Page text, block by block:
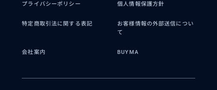
プライバシーポリシー 個人情報保護方針
特定商取引法に関する表記
お客様情報の外部送信につい
て
会社案内 BUYMA